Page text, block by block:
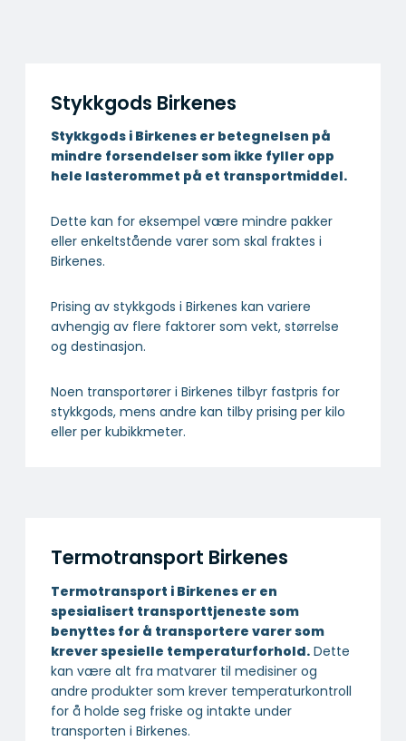
Stykkgods Birkenes
Stykkgods i Birkenes er betegnelsen på
mindre forsendelser som ikke fyller opp
hele lasterommet på et transportmiddel.
Dette kan for eksempel være mindre pakker
eller enkeltstående varer som skal fraktes i
Birkenes.
Prising av stykkgods i Birkenes kan variere
avhengig av flere faktorer som vekt, størrelse
og destinasjon.
Noen transportører i Birkenes tilbyr fastpris for
stykkgods, mens andre kan tilby prising per kilo
eller per kubikkmeter.
Termotransport Birkenes
Termotransport i Birkenes er en
spesialisert transport­tjeneste som
benyttes for å transportere varer som
krever spesielle temperatur­forhold. Dette
kan være alt fra matvarer til medisiner og
andre produkter som krever temperaturkontroll
for å holde seg friske og intakte under
transporten i Birkenes.